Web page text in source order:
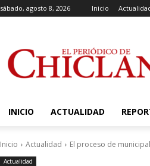
sábado, agosto 8, 2026 Inicio
INICIO ACTUALIDAD
Inicio Actualidad El proceso de
Actualidad